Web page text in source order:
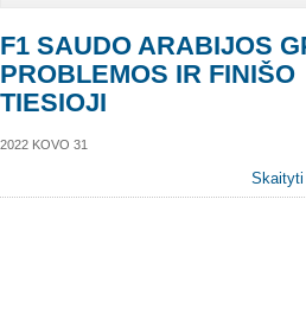
F1 SAUDO ARABIJOS
PROBLEMOS IR FINIŠO
TIESIOJI
2022 KOVO 31
Skaityti